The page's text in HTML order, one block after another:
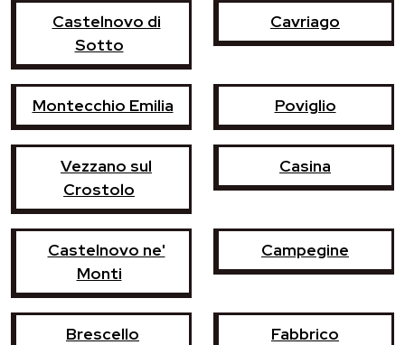
Castelnovo di
Sotto
Cavriago
Montecchio Emilia Poviglio
Vezzano sul
Crostolo
Casina
Castelnovo ne'
Monti
Campegine
Brescello Fabbrico